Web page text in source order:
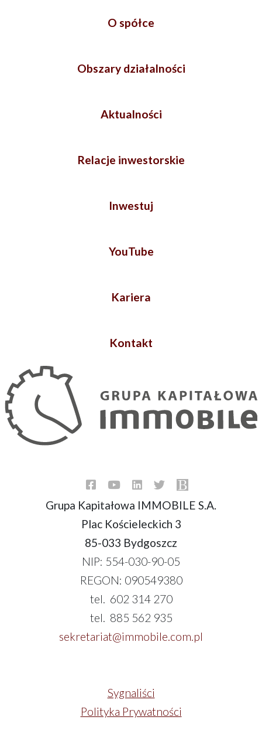
O spółce
Obszary działalności
Aktualności
Relacje inwestorskie
Inwestuj
YouTube
Kariera
Kontakt
Grupa Kapitałowa IMMOBILE S.A.
Plac Kościeleckich 3
85-033 Bydgoszcz
NIP: 554-030-90-05
REGON: 090549380
tel. 602 314 270
tel. 885 562 935
sekretariat@immobile.com.pl
Sygnaliści
Polityka Prywatności